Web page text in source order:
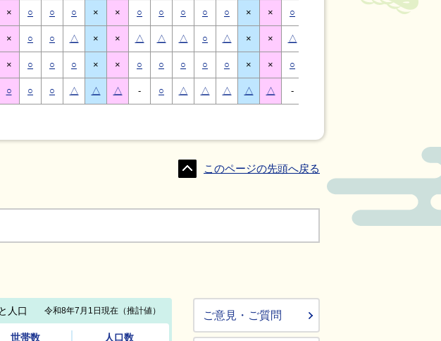
× ○ ○ ○ × × ○ ○ ○ ○ ○ × × ○ ×
× ○ ○ △ × × △ △ △ ○ △ × × △
× ○ ○ ○ × × ○ ○ ○ ○ ○ × × ○
○ ○ ○ △ △ △ - ○ △ △ △ △ △ -
このページの先頭へ戻る
ご意見・ご質問